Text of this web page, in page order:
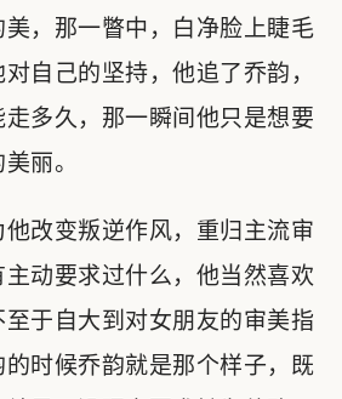
，那一瞥中，白净脸上睫毛
自己的坚持，他追了乔韵，
多久，那一瞬间他只是想要
丽。
改变叛逆作风，重归主流审
动要求过什么，他当然喜欢
于自大到对女朋友的审美指
时候乔韵就是那个样子，既